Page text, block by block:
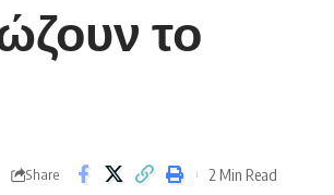
το
Share 2 Min Read